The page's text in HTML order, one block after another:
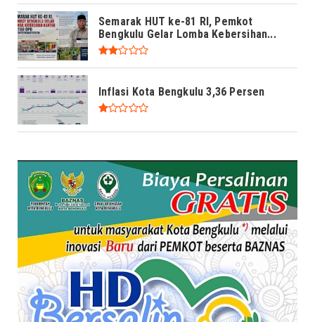
Semarak HUT ke-81 RI, Pemkot
Bengkulu Gelar Lomba Kebersihan...
Inflasi Kota Bengkulu 3,36 Persen